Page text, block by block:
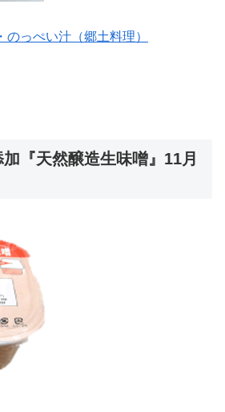
っぺい汁（郷土料理）
『天然醸造生味噌』11月